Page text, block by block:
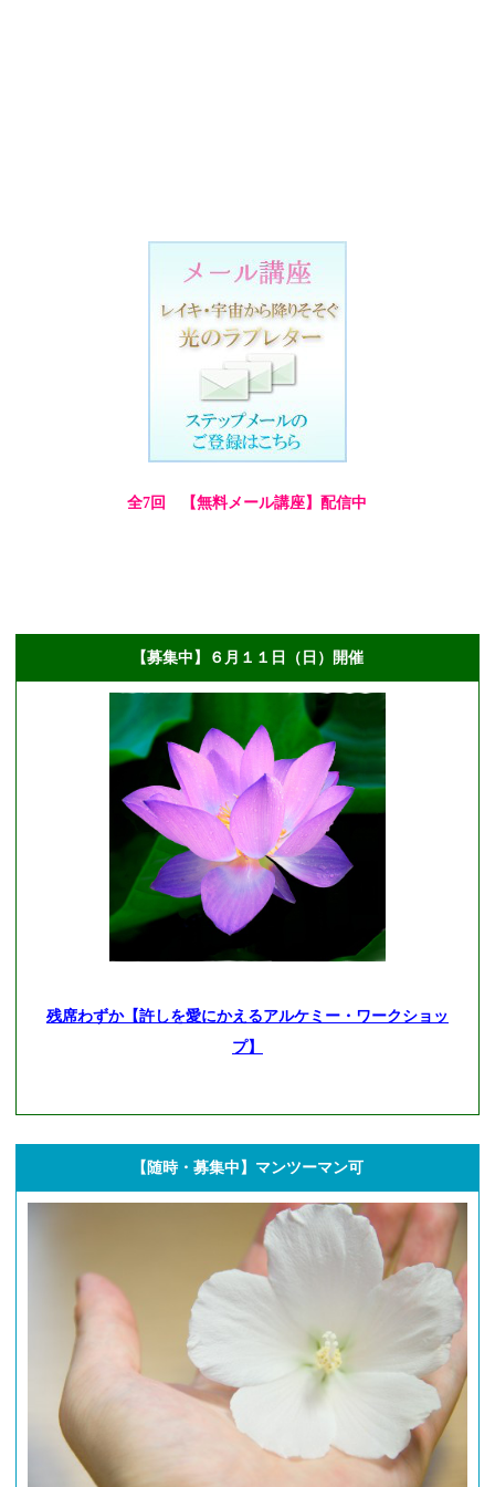
全7回 【無料メール講座】配信中
【募集中】６月１１日（日）開催
残席わずか【許しを愛にかえるアルケミー・ワークショッ
プ】
【随時・募集中】マンツーマン可